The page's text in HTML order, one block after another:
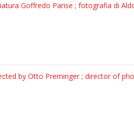
Goffredo Parise ; fotografia di
by Otto Preminger ; director of